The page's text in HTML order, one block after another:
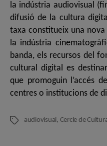
la indústria audiovisual
difusió de la cultura
taxa constitueix una
la indústria
banda, els recursos del
cultural digital es
que promoguin l’accés
centres o institucions de
Etiquetesaudiovisual, Cercle de